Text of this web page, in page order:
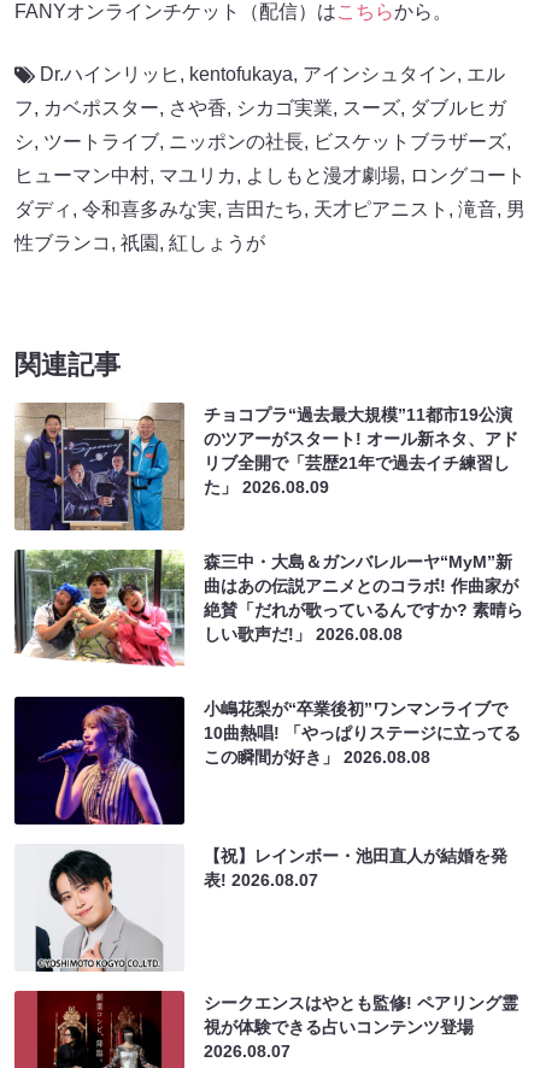
FANYオンラインチケット（配信）はこちらから。
Dr.ハインリッヒ , kentofukaya, アインシュタイン, エル
フ, カベポスター, さや香, シカゴ実業, スーズ, ダブルヒガ
シ, ツートライブ, ニッポンの社長, ビスケットブラザーズ,
ヒューマン中村, マユリカ, よしもと漫才劇場, ロングコート
ダディ , 令和喜多みな実, 吉田たち, 天才ピアニスト , 滝音, 男
性ブランコ , 祇園 , 紅しょうが
関連記事
チョコプラ“過去最大規模”11都市19公演
のツアーがスタート! オール新ネタ、アド
リブ全開で「芸歴21年で過去イチ練習し
た」2026.08.09
森三中・大島＆ガンバレルーヤ“MyM”新
曲はあの伝説アニメとのコラボ! 作曲家が
絶賛「だれが歌っているんですか? 素晴ら
しい歌声だ!」2026.08.08
小嶋花梨が“卒業後初”ワンマンライブで
10曲熱唱! 「やっぱりステージに立ってる
この瞬間が好き」2026.08.08
【祝】レインボー・池田直人が結婚を発
表!2026.08.07
シークエンスはやとも監修! ペアリング霊
視が体験できる占いコンテンツ登場
2026.08.07